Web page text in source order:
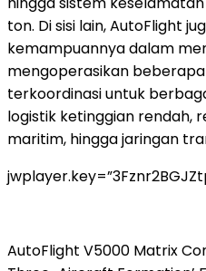
ton. Di sisi lain, AutoFlight
kemampuannya dalam
mengoperasikan
terkoordinasi untuk
logistik ketinggian rendah,
maritim, hingga jaringan
AutoFlight V5000 Matrix